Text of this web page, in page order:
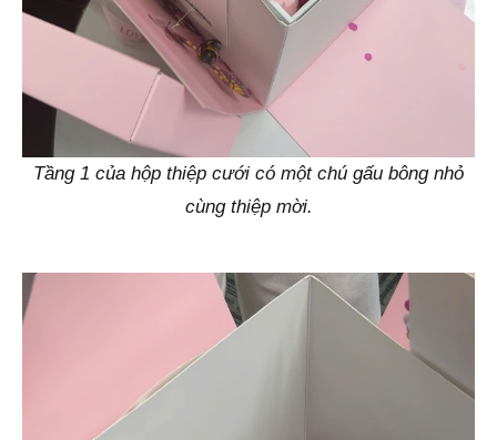
Tầng 1 của hộp thiệp cưới có một chú gấu bông nhỏ
cùng thiệp mời.